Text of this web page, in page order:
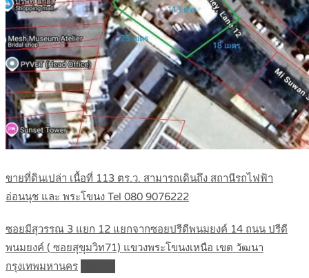
ขายที่ดินเปล่า เนื้อที่ 113 ตร.ว. สามารถเดินถึง สถานีรถไฟฟ้า
อ่อนนุช และ พระโขนง Tel 080 9076222
ซอยมีสุวรรณ 3 แยก 12 แยกจากซอยปรีดีพนมยงค์ 14 ถนน ปรีดี
พนมยงค์ ( ซอยสุขุมวิท71) แขวงพระโขนงเหนือ เขต วัฒนา
กรุงเทพมหานคร